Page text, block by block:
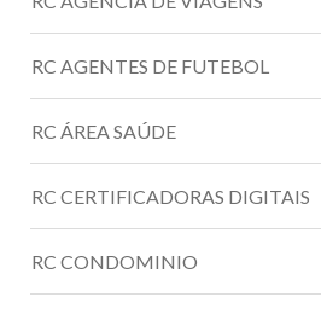
RC AGENTES DE FUTEBOL
RC ÁREA SAÚDE
RC CERTIFICADORAS DIGITAIS
RC CONDOMINIO